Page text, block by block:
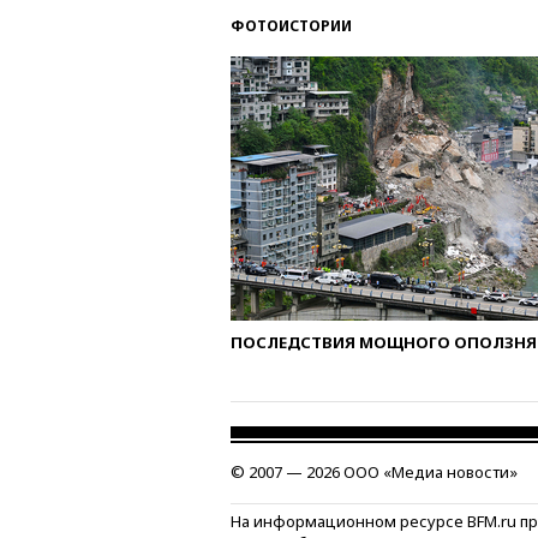
ФОТОИСТОРИИ
ПОСЛЕДСТВИЯ МОЩНОГО ОПОЛЗНЯ
© 2007 — 2026 ООО «Медиа новости»
На информационном ресурсе BFM.ru